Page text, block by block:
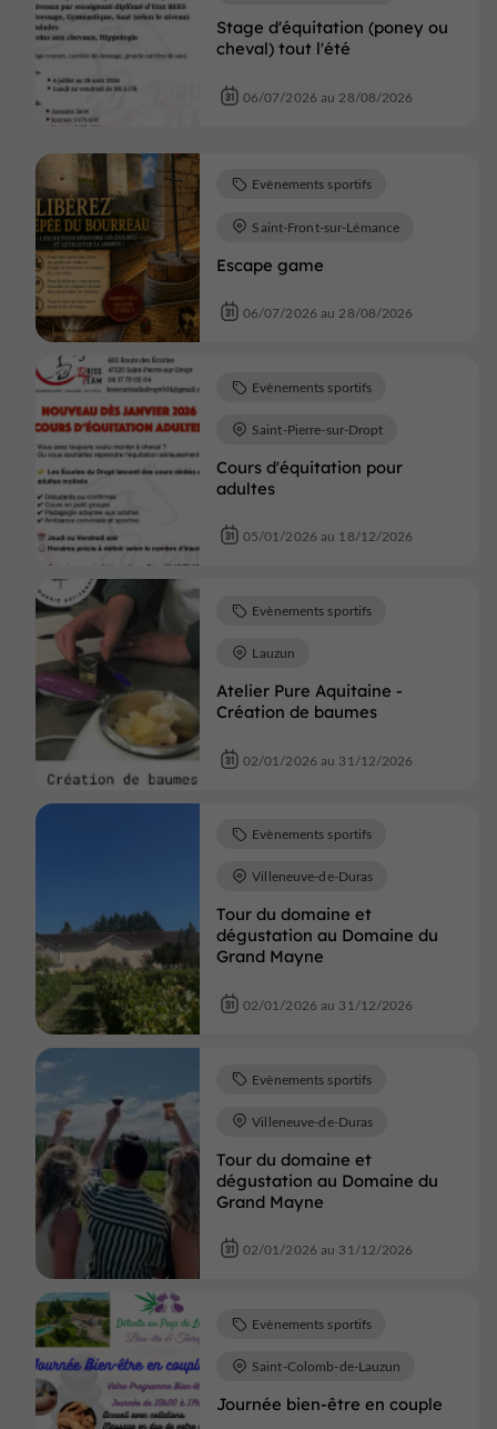
Stage d'équitation (poney ou
cheval) tout l'été
06/07/2026 au 28/08/2026
Escape game
Evènements sportifs
Saint-Front-sur-Lémance
06/07/2026 au 28/08/2026
Cours d'équitation pour
adultes
Evènements sportifs
Saint-Pierre-sur-Dropt
05/01/2026 au 18/12/2026
Atelier Pure Aquitaine -
Création de baumes
Evènements sportifs
Lauzun
02/01/2026 au 31/12/2026
Tour du domaine et
dégustation au Domaine du
Grand Mayne
Evènements sportifs
Villeneuve-de-Duras
02/01/2026 au 31/12/2026
Tour du domaine et
dégustation au Domaine du
Grand Mayne
Evènements sportifs
Villeneuve-de-Duras
02/01/2026 au 31/12/2026
Journée bien-être en couple
Evènements sportifs
Saint-Colomb-de-Lauzun